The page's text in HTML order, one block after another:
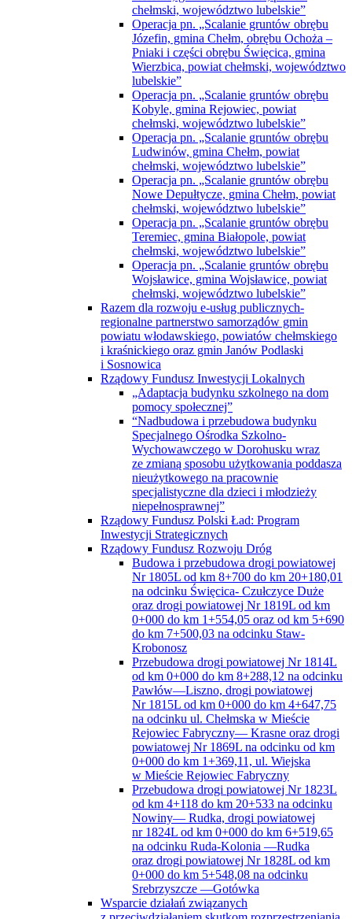
chełmski, województwo lubelskie”
Operacja pn. „Scalanie gruntów obrębu
Józefin, gmina Chełm, obrębu Ochoża –
Pniaki i części obrębu Święcica, gmina
Wierzbica, powiat chełmski, województwo
lubelskie”
Operacja pn. „Scalanie gruntów obrębu
Kobyle, gmina Rejowiec, powiat
chełmski, województwo lubelskie”
Operacja pn. „Scalanie gruntów obrębu
Ludwinów, gmina Chełm, powiat
chełmski, województwo lubelskie”
Operacja pn. „Scalanie gruntów obrębu
Nowe Depułtycze, gmina Chełm, powiat
chełmski, województwo lubelskie”
Operacja pn. „Scalanie gruntów obrębu
Teremiec, gmina Białopole, powiat
chełmski, województwo lubelskie”
Operacja pn. „Scalanie gruntów obrębu
Wojsławice, gmina Wojsławice, powiat
chełmski, województwo lubelskie”
Razem dla rozwoju e-usług publicznych-
regionalne partnerstwo samorządów gmin
powiatu włodawskiego, powiatów chełmskiego
i kraśnickiego oraz gmin Janów Podlaski
i Sosnowica
Rządowy Fundusz Inwestycji Lokalnych
„Adaptacja budynku szkolnego na dom
pomocy społecznej”
“Nadbudowa i przebudowa budynku
Specjalnego Ośrodka Szkolno-
Wychowawczego w Dorohusku wraz
ze zmianą sposobu użytkowania poddasza
nieużytkowego na pracownie
specjalistyczne dla dzieci i młodzieży
niepełnosprawnej”
Rządowy Fundusz Polski Ład: Program
Inwestycji Strategicznych
Rządowy Fundusz Rozwoju Dróg
Budowa i przebudowa drogi powiatowej
Nr 1805L od km 8+700 do km 20+180,01
na odcinku Święcica- Czułczyce Duże
oraz drogi powiatowej Nr 1819L od km
0+000 do km 1+554,05 oraz od km 5+690
do km 7+500,03 na odcinku Staw-
Krobonosz
Przebudowa drogi powiatowej Nr 1814L
od km 0+000 do km 8+288,12 na odcinku
Pawłów—Liszno, drogi powiatowej
Nr 1815L od km 0+000 do km 4+647,75
na odcinku ul. Chełmska w Mieście
Rejowiec Fabryczny— Krasne oraz drogi
powiatowej Nr 1869L na odcinku od km
0+000 do km 1+369,11, ul. Wiejska
w Mieście Rejowiec Fabryczny
Przebudowa drogi powiatowej Nr 1823L
od km 4+118 do km 20+533 na odcinku
Nowiny— Rudka, drogi powiatowej
nr 1824L od km 0+000 do km 6+519,65
na odcinku Ruda-Kolonia —Rudka
oraz drogi powiatowej Nr 1828L od km
0+000 do km 5+548,08 na odcinku
Srebrzyszcze —Gotówka
Wsparcie działań związanych